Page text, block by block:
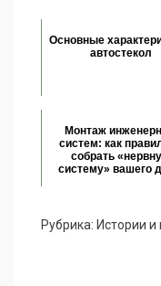
Основные
автостекол
Монтаж
систем: как
собрать
систему» вашего
Рубрика: Истории и